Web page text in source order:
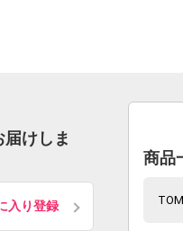
けしま
入り登録
商品